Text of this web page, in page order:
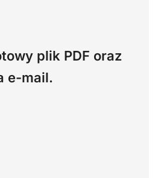
plik PDF oraz
e-mail.